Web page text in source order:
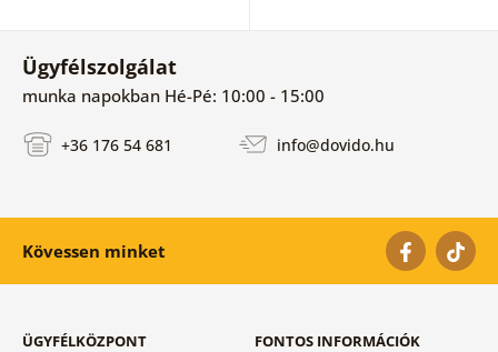
Ügyfélszolgálat
munka napokban Hé-Pé: 10:00 - 15:00
+36 176 54 681 info@dovido.hu
Kövessen minket
ÜGYFÉLKÖZPONT
FONTOS INFORMÁCIÓK